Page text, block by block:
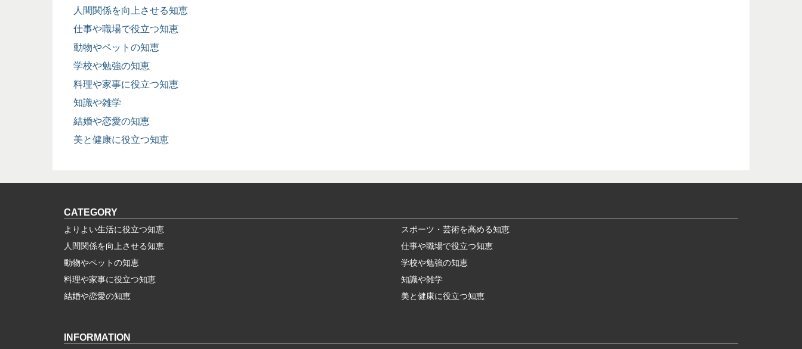
人間関係を向上させる知恵
仕事や職場で役立つ知恵
動物やペットの知恵
学校や勉強の知恵
料理や家事に役立つ知恵
知識や雑学
結婚や恋愛の知恵
美と健康に役立つ知恵
CATEGORY
よりよい生活に役立つ知恵
スポーツ・芸術を高める知恵
人間関係を向上させる知恵
仕事や職場で役立つ知恵
動物やペットの知恵
学校や勉強の知恵
料理や家事に役立つ知恵
知識や雑学
結婚や恋愛の知恵
美と健康に役立つ知恵
INFORMATION